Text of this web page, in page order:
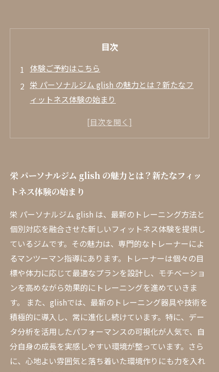
目次
体験ご予約はこちら
栄 パーソナルジム glish の魅力とは？新たなフ
ィットネス体験の始まり
利用者の声：栄 パーソナルジム での変化と成長
ム のプログラム紹介
パーソナルジムへの道：成功事例や駆け抜けた
軌跡
あなたも変われる！ 栄 パーソナルジム での第
一歩を踏み出そう
栄 パーソナルジム glish の魅力とは？新たなフィッ
トネス体験の始まり
栄 パーソナルジム glish は、最新のトレーニング方法と
個別対応を融合させた新しいフィットネス体験を提供し
ているジムです。その魅力は、専門的なトレーナーによ
るマンツーマン指導にあります。トレーナーは個々の目
標や体力に応じて最適なプランを設計し、モチベーショ
ンを高めながら効果的にトレーニングを進めていきま
す。 また、glishでは、最新のトレーニング器具や技術を
積極的に導入し、常に進化し続けています。特に、デー
タ分析を活用したパフォーマンスの可視化が人気で、自
分自身の成長を実感しやすい環境が整っています。さら
に、心地よい雰囲気と落ち着いた環境作りにも力を入れ